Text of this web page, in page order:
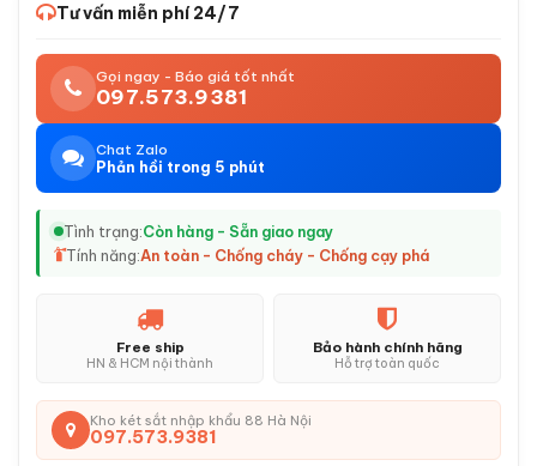
Tư vấn miễn phí 24/7
Gọi ngay - Báo giá tốt nhất
097.573.9381
Chat Zalo
Phản hồi trong 5 phút
Tình trạng:Còn hàng - Sẵn giao ngay
Tính năng:An toàn - Chống cháy - Chống cạy phá
Free ship
HN & HCM nội thành
Bảo hành chính hãng
Hỗ trợ toàn quốc
Kho két sắt nhập khẩu 88 Hà Nội
097.573.9381